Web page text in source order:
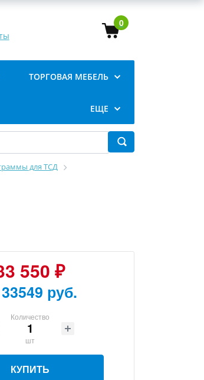
0
ТОРГОВАЯ МЕБЕЛЬ
ЕЩЕ
для ТСД
550 ₽
33549 руб.
Количество
шт
КУПИТЬ